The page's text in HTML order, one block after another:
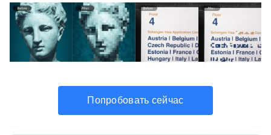
Попробовать сейчас